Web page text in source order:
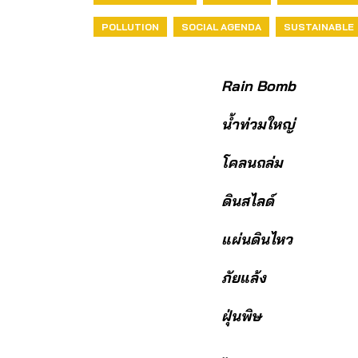
POLLUTION SOCIAL AGENDA SUSTAINABLE
Rain Bomb
น้ำท่วมใหญ่
โคลนถล่ม
ดินสไลด์
แผ่นดินไหว
ภัยแล้ง
ฝุ่นพิษ